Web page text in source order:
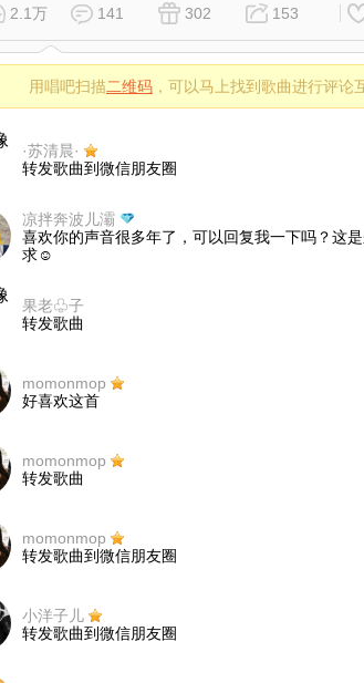
2.1万 141 302 153
用唱吧扫描二维码 ，可以马上找到歌曲进行评论
·苏清晨·
转发歌曲到微信朋友圈
凉拌奔波儿灞
喜欢你的声音很多年了，可以回复我一下吗？这
求☺
果老♧子
转发歌曲
momonmop
好喜欢这首
momonmop
转发歌曲
momonmop
转发歌曲到微信朋友圈
小洋子儿
转发歌曲到微信朋友圈